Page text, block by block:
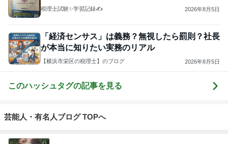
税理士試験✨学習記録✍ 2026年8月5日
「経済センサス」は義務？無視したら罰則？社長
が本当に知りたい実務のリアル
【横浜市栄区の税理士】のブログ 2026年8月5日
このハッシュタグの記事を見る
芸能人・有名人ブログ TOPへ